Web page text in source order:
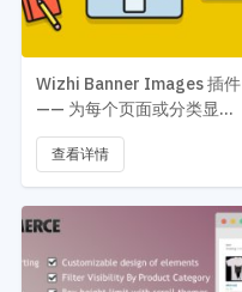
Wizhi Banner Images 插件
—— 为每个页面或分类显示
一个 Banner 背景图
查看详情